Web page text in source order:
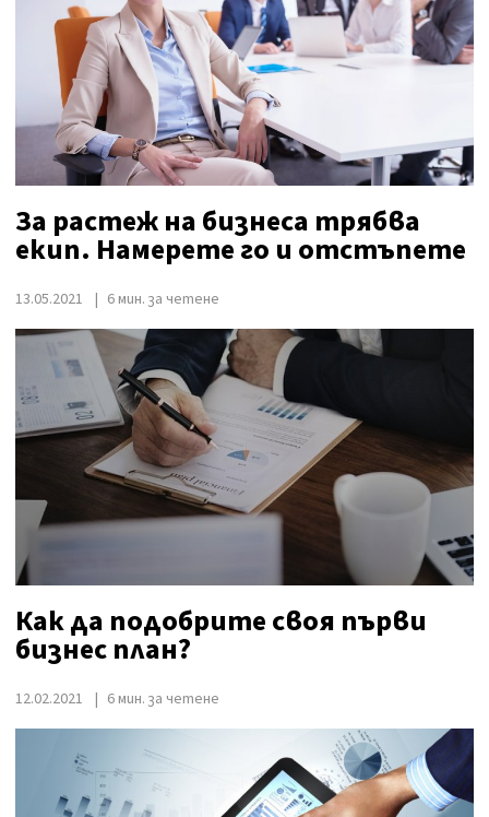
За растеж на бизнеса трябва
екип. Намерете го и отстъпете
13.05.2021 6 мин. за четене
Как да подобрите своя първи
бизнес план?
12.02.2021 6 мин. за четене